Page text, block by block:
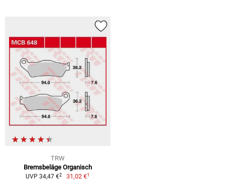
TRW
Bremsbeläge Organisch
UVP 34,47 €2 31,02 €1